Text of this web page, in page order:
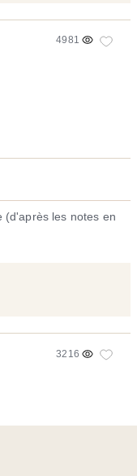
4981
(d'après les notes en
3216